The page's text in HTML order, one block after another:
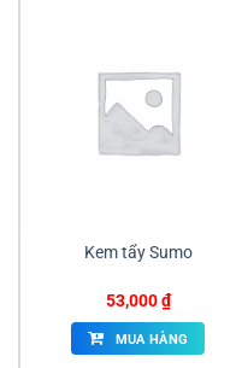
Kem tẩy Sumo
53,000₫
MUA HÀNG